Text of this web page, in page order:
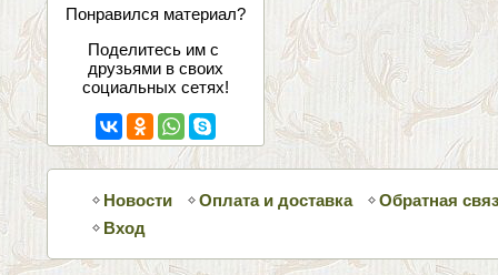
соцсетях
Понравился материал?
Поделитесь им с
друзьями в своих
социальных сетях!
Новости Оплата и доставка
Обратная
Вход